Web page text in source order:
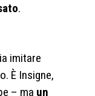
.
imitare
È Insigne,
– ma un